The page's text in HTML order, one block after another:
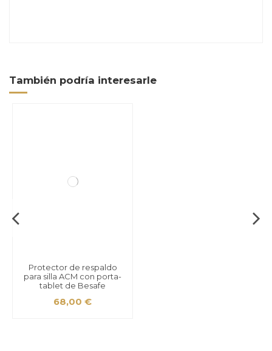
También podría interesarle
Protector de respaldo
para silla ACM con porta-
tablet de Besafe
68,00 €